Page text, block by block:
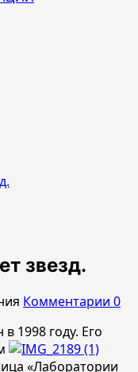
звезд.
Комментарии 0
1998 году. Его
«Лаборатории